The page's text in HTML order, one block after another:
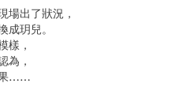
場出了狀況，
成玥兒。
樣，
為，
果……